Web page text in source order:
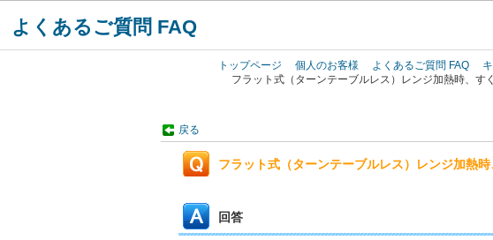
よくあるご質問 FAQ
トップページ 個人のお客様 よくあるご質問 FAQ
フラット式（ターンテーブルレス）レンジ加熱時、す
戻る
フラット式（ターンテーブルレス）レンジ加熱
回答